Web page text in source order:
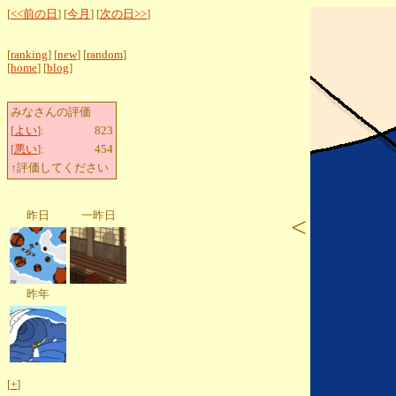
[<<前の日 ] [今月 ] [次の日>>]
[ranking] [new] [random]
[home] [blog]
みなさんの評価
[よい]:
823
[悪い]:
454
↑評価してください
昨日 一昨日
昨年
[+]
<